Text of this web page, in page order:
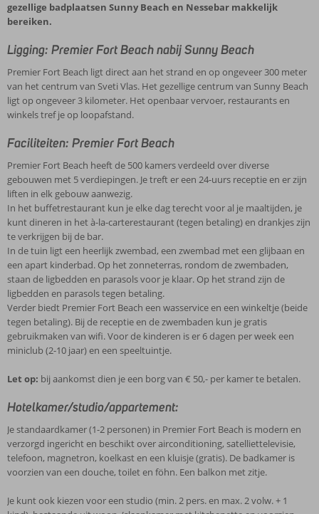
gezellige badplaatsen Sunny Beach en Nessebar makkelijk
bereiken.
Ligging: Premier Fort Beach nabij Sunny Beach
Premier Fort Beach ligt direct aan het strand en op ongeveer 300 meter
van het centrum van Sveti Vlas. Het gezellige centrum van Sunny Beach
ligt op ongeveer 3 kilometer. Het openbaar vervoer, restaurants en
winkels tref je op loopafstand.
Faciliteiten: Premier Fort Beach
Premier Fort Beach heeft de 500 kamers verdeeld over diverse
gebouwen met 5 verdiepingen. Je treft er een 24-uurs receptie en er zijn
liften in elk gebouw aanwezig.
In het buffetrestaurant kun je elke dag terecht voor al je maaltijden, je
kunt dineren in het à-la-carterestaurant (tegen betaling) en drankjes zijn
te verkrijgen bij de bar.
In de tuin ligt een heerlijk zwembad, een zwembad met een glijbaan en
een apart kinderbad. Op het zonneterras, rondom de zwembaden,
staan de ligbedden en parasols voor je klaar. Op het strand zijn de
ligbedden en parasols tegen betaling.
Verder biedt Premier Fort Beach een wasservice en een winkeltje (beide
tegen betaling). Bij de receptie en de zwembaden kun je gratis
gebruikmaken van wifi. Voor de kinderen is er 6 dagen per week een
miniclub (2-10 jaar) en een speeltuintje.
Let op: bij aankomst dien je een borg van € 50,- per kamer te betalen.
Hotelkamer/studio/appartement:
Je standaardkamer (1-2 personen) in Premier Fort Beach is modern en
verzorgd ingericht en beschikt over airconditioning, satelliettelevisie,
telefoon, magnetron, koelkast en een kluisje (gratis). De badkamer is
voorzien van een douche, toilet en föhn. Een balkon met zitje.
Je kunt ook kiezen voor een studio (min. 2 pers. en max. 2 volw. + 1